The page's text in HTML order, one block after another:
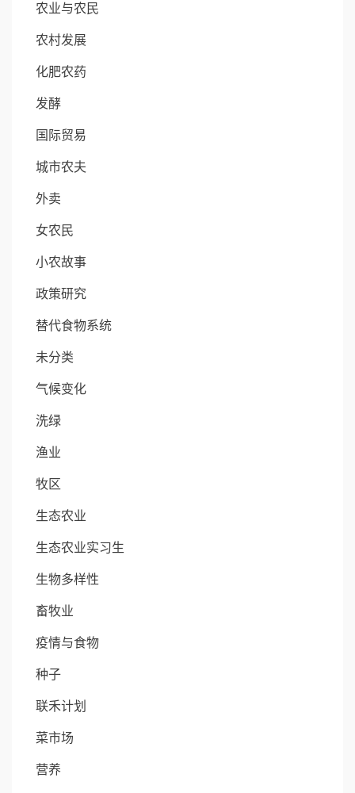
农业与农民
农村发展
化肥农药
发酵
国际贸易
城市农夫
外卖
女农民
小农故事
政策研究
替代食物系统
未分类
气候变化
洗绿
渔业
牧区
生态农业
生态农业实习生
生物多样性
畜牧业
疫情与食物
种子
联禾计划
菜市场
营养